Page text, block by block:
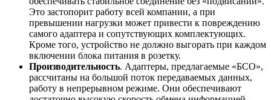
Это застопорит работу всей компании, а при
превышении нагрузки может привести к повреждению
самого адаптера и сопутствующих комплектующих.
Кроме того, устройство не должно выгорать при каждом
включении блока питания в розетку.
Производительность. Адаптеры, предлагаемые «БСО»,
рассчитаны на большой поток передаваемых данных,
работу в непрерывном режиме. Они обеспечивают